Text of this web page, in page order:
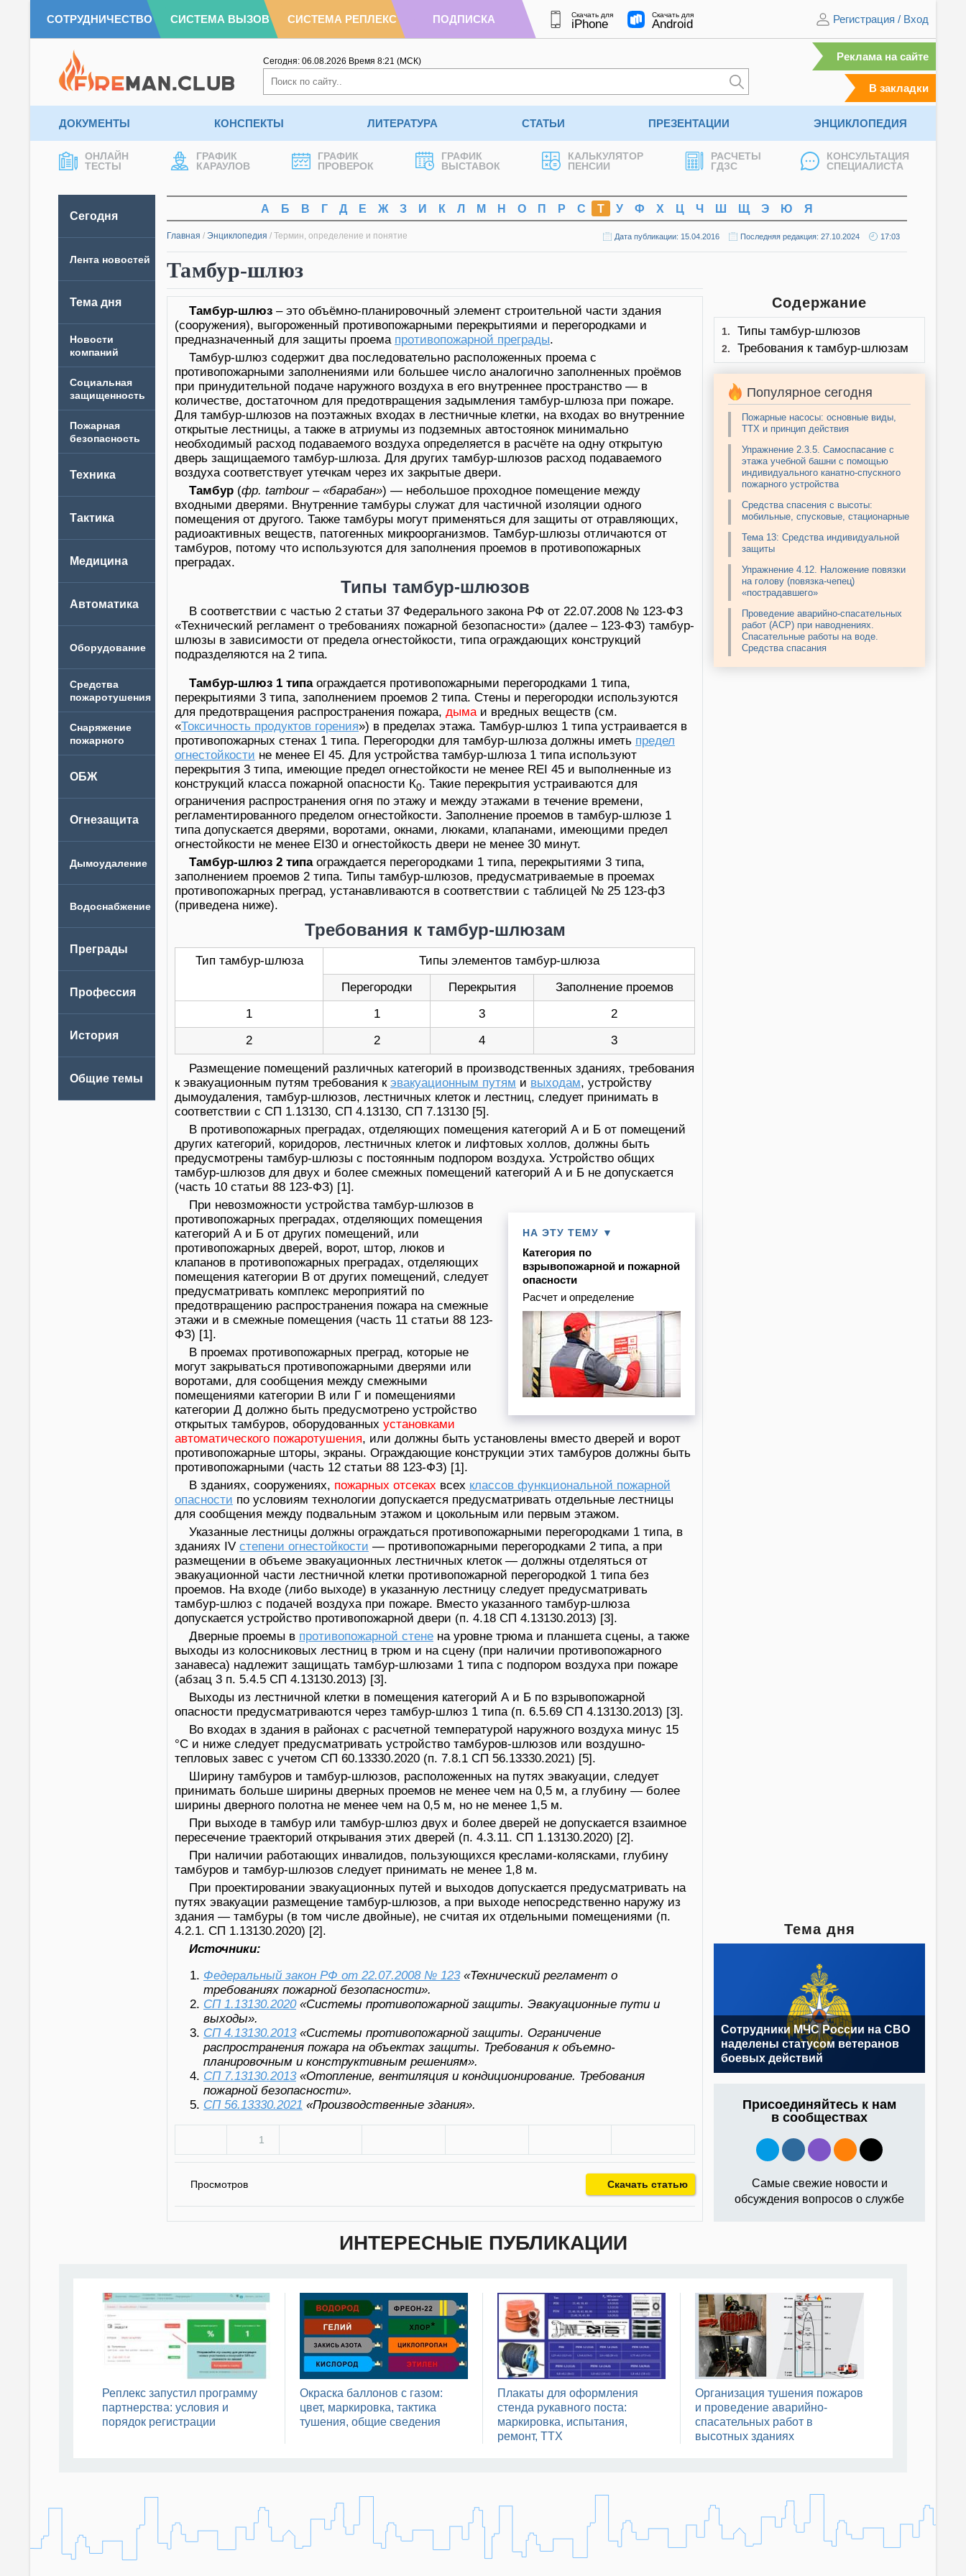
СОТРУДНИЧЕСТВО СИСТЕМА ВЫЗОВ СИСТЕМА РЕПЛЕКС ПОДПИСКА Скачать для
iPhone
Скачать для
Android Регистрация / Вход
Сегодня: 06.08.2026 Время 8:21 (МСК) Реклама на сайте
В закладки
ДОКУМЕНТЫ КОНСПЕКТЫ ЛИТЕРАТУРА СТАТЬИ ПРЕЗЕНТАЦИИ ЭНЦИКЛОПЕДИЯ
ОНЛАЙН
ТЕСТЫ
ГРАФИК
КАРАУЛОВ
ГРАФИК
ПРОВЕРОК
ГРАФИК
ВЫСТАВОК
КАЛЬКУЛЯТОР
ПЕНСИИ
РАСЧЕТЫ
ГДЗС
КОНСУЛЬТАЦИЯ
СПЕЦИАЛИСТА
Сегодня
Лента новостей
Тема дня
Новости
компаний
А Б В Г Д Е Ж З И К Л М Н О П Р С Т У Ф Х Ц Ч Ш Щ Э Ю Я
Главная / Энциклопедия / Термин, определение и понятие Дата публикации: 15.04.2016 Последняя редакция: 27.10.2024 17:03
Тамбур-шлюз
Тамбур-шлюз – это объёмно-планировочный элемент строительной части здания
(сооружения), выгороженный противопожарными перекрытиями и перегородками и
предназначенный для защиты проема противопожарной преграды.
Тамбур-шлюз содержит два последовательно расположенных проема с
противопожарными заполнениями или большее число аналогично заполненных проёмов
при принудительной подаче наружного воздуха в его внутреннее пространство — в
количестве, достаточном для предотвращения задымления тамбур-шлюза при пожаре.
Для тамбур-шлюзов на поэтажных входах в лестничные клетки, на входах во внутренние
открытые лестницы, а также в атриумы из подземных автостоянок минимально
необходимый расход подаваемого воздуха определяется в расчёте на одну открытую
дверь защищаемого тамбур-шлюза. Для других тамбур-шлюзов расход подаваемого
воздуха соответствует утечкам через их закрытые двери.
Тамбур (фр. tambour –«барабан») — небольшое проходное помещение между
входными дверями. Внутренние тамбуры служат для частичной изоляции одного
помещения от другого. Также тамбуры могут применяться для защиты от отравляющих,
радиоактивных веществ, патогенных микроорганизмов. Тамбур-шлюзы отличаются от
тамбуров, потому что используются для заполнения проемов в противопожарных
преградах.
Типы тамбур-шлюзов
В соответствии с частью 2 статьи 37 Федерального закона РФ от 22.07.2008 № 123-ФЗ
«Технический регламент о требованиях пожарной безопасности» (далее – 123-ФЗ) тамбур-
шлюзы в зависимости от предела огнестойкости, типа ограждающих конструкций
подразделяются на 2 типа.
Тамбур-шлюз 1 типаограждается противопожарными перегородками 1 типа,
перекрытиями 3 типа, заполнением проемов 2 типа. Стены и перегородки используются
для предотвращения распространения пожара, дымаи вредных веществ (см.
«Токсичность продуктов горения») в пределах этажа. Тамбур-шлюз 1 типа устраивается в
противопожарных стенах 1 типа. Перегородки для тамбур-шлюза должны иметь предел
огнестойкости не менее ЕI 45. Для устройства тамбур-шлюза 1 типа используют
перекрытия 3 типа, имеющие предел огнестойкости не менее REI 45 и выполненные из
конструкций класса пожарной опасности К0. Такие перекрытия устраиваются для
ограничения распространения огня по этажу и между этажами в течение времени,
регламентированного пределом огнестойкости. Заполнение проемов в тамбур-шлюзе 1
типа допускается дверями, воротами, окнами, люками, клапанами, имеющими предел
огнестойкости не менее EI30 и огнестойкость двери не менее 30 минут.
Тамбур-шлюз 2 типаограждается перегородками 1 типа, перекрытиями 3 типа,
заполнением проемов 2 типа. Типы тамбур-шлюзов, предусматриваемые в проемах
противопожарных преград, устанавливаются в соответствии с таблицей № 25 123-фЗ
(приведена ниже).
Требования к тамбур-шлюзам
Тип тамбур-шлюза
Типы элементов тамбур-шлюза
Перегородки
Перекрытия
Заполнение проемов
1
1 3
2
2
2 4 3
Размещение помещений различных категорий в производственных зданиях, требования
к эвакуационным путям требования к эвакуационным путям и выходам, устройству
дымоудаления, тамбур-шлюзов, лестничных клеток и лестниц, следует принимать в
соответствии с СП 1.13130, СП 4.13130, СП 7.13130 [5].
В противопожарных преградах, отделяющих помещения категорий А и Б от помещений
других категорий, коридоров, лестничных клеток и лифтовых холлов, должны быть
предусмотрены тамбур-шлюзы с постоянным подпором воздуха. Устройство общих
тамбур-шлюзов для двух и более смежных помещений категорий А и Б не допускается
(часть 10 статьи 88 123-ФЗ) [1].
НА ЭТУ ТЕМУ ▼
Категория по
взрывопожарной и пожарной
опасности
Расчет и определение
При невозможности устройства тамбур-шлюзов в
противопожарных преградах, отделяющих помещения
категорий А и Б от других помещений, или
противопожарных дверей, ворот, штор, люков и
клапанов в противопожарных преградах, отделяющих
помещения категории В от других помещений, следует
предусматривать комплекс мероприятий по
предотвращению распространения пожара на смежные
этажи и в смежные помещения (часть 11 статьи 88 123-
ФЗ) [1].
В проемах противопожарных преград, которые не
могут закрываться противопожарными дверями или
воротами, для сообщения между смежными
помещениями категории В или Г и помещениями
категории Д должно быть предусмотрено устройство
открытых тамбуров, оборудованных установками
автоматического пожаротушения, или должны быть установлены вместо дверей и ворот
противопожарные шторы, экраны. Ограждающие конструкции этих тамбуров должны быть
противопожарными (часть 12 статьи 88 123-ФЗ) [1].
В зданиях, сооружениях, пожарных отсеках всех классов функциональной пожарной
опасности по условиям технологии допускается предусматривать отдельные лестницы
для сообщения между подвальным этажом и цокольным или первым этажом.
Указанные лестницы должны ограждаться противопожарными перегородками 1 типа, в
зданиях IV степени огнестойкости — противопожарными перегородками 2 типа, а при
размещении в объеме эвакуационных лестничных клеток — должны отделяться от
эвакуационной части лестничной клетки противопожарной перегородкой 1 типа без
проемов. На входе (либо выходе) в указанную лестницу следует предусматривать
тамбур-шлюз с подачей воздуха при пожаре. Вместо указанного тамбур-шлюза
допускается устройство противопожарной двери (п. 4.18 СП 4.13130.2013) [3].
Дверные проемы в противопожарной стене на уровне трюма и планшета сцены, а также
выходы из колосниковых лестниц в трюм и на сцену (при наличии противопожарного
занавеса) надлежит защищать тамбур-шлюзами 1 типа с подпором воздуха при пожаре
(абзац 3 п. 5.4.5 СП 4.13130.2013) [3].
Выходы из лестничной клетки в помещения категорий А и Б по взрывопожарной
опасности предусматриваются через тамбур-шлюз 1 типа (п. 6.5.69 СП 4.13130.2013) [3].
Во входах в здания в районах с расчетной температурой наружного воздуха минус 15
°С и ниже следует предусматривать устройство тамбуров-шлюзов или воздушно-
тепловых завес с учетом СП 60.13330.2020 (п. 7.8.1 СП 56.13330.2021) [5].
Ширину тамбуров и тамбур-шлюзов, расположенных на путях эвакуации, следует
принимать больше ширины дверных проемов не менее чем на 0,5 м, а глубину — более
ширины дверного полотна не менее чем на 0,5 м, но не менее 1,5 м.
При выходе в тамбур или тамбур-шлюз двух и более дверей не допускается взаимное
пересечение траекторий открывания этих дверей (п. 4.3.11. СП 1.13130.2020) [2].
При наличии работающих инвалидов, пользующихся креслами-колясками, глубину
тамбуров и тамбур-шлюзов следует принимать не менее 1,8 м.
При проектировании эвакуационных путей и выходов допускается предусматривать на
путях эвакуации размещение тамбур-шлюзов, а при выходе непосредственно наружу из
здания — тамбуры (в том числе двойные), не считая их отдельными помещениями (п.
4.2.1. СП 1.13130.2020) [2].
Источники:
Федеральный закон РФ от 22.07.2008 № 123«Технический регламент о
требованиях пожарной безопасности».
СП 1.13130.2020«Системы противопожарной защиты. Эвакуационные пути и
выходы».
СП 4.13130.2013«Системы противопожарной защиты. Ограничение
распространения пожара на объектах защиты. Требования к объемно-
планировочным и конструктивным решениям».
СП 7.13130.2013«Отопление, вентиляция и кондиционирование. Требования
пожарной безопасности».
СП 56.13330.2021 «Производственные здания».
1
Просмотров Скачать статью
Содержание
1. Типы тамбур-шлюзов
2. Требования к тамбур-шлюзам
Популярное сегодня
Пожарные насосы: основные виды,
ТТХ и принцип действия
Упражнение 2.3.5. Самоспасание с
этажа учебной башни с помощью
индивидуального канатно-спускного
пожарного устройства
Средства спасения с высоты:
мобильные, спусковые, стационарные
Тема 13: Средства индивидуальной
защиты
Упражнение 4.12. Наложение повязки
на голову (повязка-чепец)
«пострадавшего»
Проведение аварийно-спасательных
работ (АСР) при наводнениях.
Спасательные работы на воде.
Средства спасания
Тема дня
Сотрудники МЧС России на СВО
наделены статусом ветеранов
боевых действий
Присоединяйтесь к нам
в сообществах
Самые свежие новости и
обсуждения вопросов о службе
ИНТЕРЕСНЫЕ ПУБЛИКАЦИИ
Реплекс запустил программу
партнерства: условия и
порядок регистрации
Окраска баллонов с газом:
цвет, маркировка, тактика
тушения, общие сведения
Плакаты для оформления
стенда рукавного поста:
маркировка, испытания,
ремонт, ТТХ
Организация тушения пожаров
и проведение аварийно-
спасательных работ в
высотных зданиях